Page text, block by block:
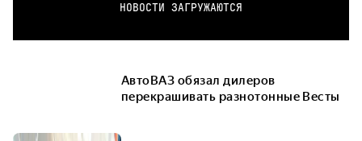
НОВОСТИ ЗАГРУЖАЮТСЯ
АвтоВАЗ обязал дилеров
перекрашивать разнотонные Весты